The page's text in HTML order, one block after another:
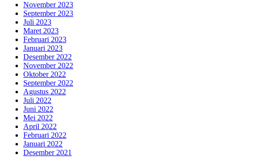
November 2023
September 2023
Juli 2023
Maret 2023
Februari 2023
Januari 2023
Desember 2022
November 2022
Oktober 2022
September 2022
Agustus 2022
Juli 2022
Juni 2022
Mei 2022
April 2022
Februari 2022
Januari 2022
Desember 2021